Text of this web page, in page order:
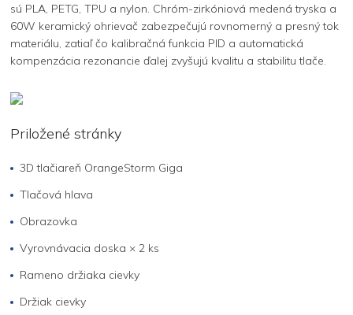
sú PLA, PETG, TPU a nylon. Chróm-zirkóniová medená tryska a
60W keramický ohrievač zabezpečujú rovnomerný a presný tok
materiálu, zatiaľ čo kalibračná funkcia PID a automatická
kompenzácia rezonancie ďalej zvyšujú kvalitu a stabilitu tlače.
Priložené stránky
3D tlačiareň OrangeStorm Giga
Tlačová hlava
Obrazovka
Vyrovnávacia doska × 2 ks
Rameno držiaka cievky
Držiak cievky